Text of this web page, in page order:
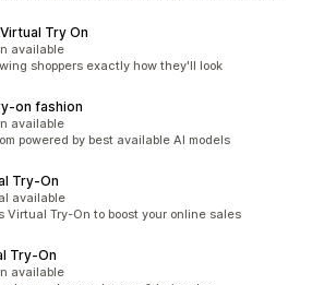
Try On
8
available
shoppers exactly how they'll look
fashion
6
available
powered by best available AI models
Try‑On
12
available
Virtual Try-On to boost your online sales
Try‑On
5
available